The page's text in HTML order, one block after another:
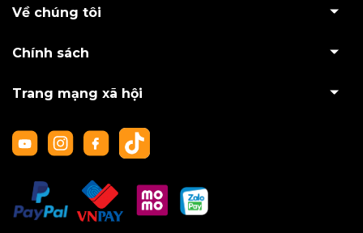
Về chúng tôi
Chính sách
Trang mạng xã hội